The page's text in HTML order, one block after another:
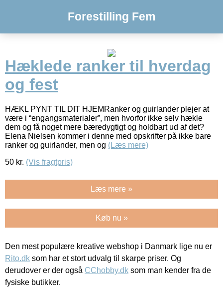
Forestilling Fem
Hæklede ranker til hverdag
og fest
HÆKL PYNT TIL DIT HJEMRanker og guirlander plejer at
være i “engangsmaterialer”, men hvorfor ikke selv hækle
dem og få noget mere bæredygtigt og holdbart ud af det?
Elena Nielsen kommer i denne med opskrifter på ikke bare
ranker og guirlander, men og (Læs mere)
50 kr. (Vis fragtpris)
Læs mere »
Køb nu »
Den mest populære kreative webshop i Danmark lige nu er
Rito.dk som har et stort udvalg til skarpe priser. Og
derudover er der også CChobby.dk som man kender fra de
fysiske butikker.